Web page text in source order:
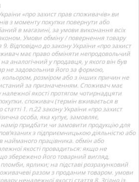
«про захист прав споживачів» ви
з моменту покупки повернути або
в магазині, за умови виконання всіх
Умови обміну / повернення товару
9. Відповідно до закону України «про захист
має право обміняти непродовольчий
аналогічний у продавця, у якого він був
не задовольнив його за формою,
розміром або з інших причин не
за призначенням. Споживач має
якості протягом чотирнадцяти
споживач (термін вживається в
статті 1. п.22 закону України «про захист
особа, яка купує, замовляє,
придбати чи замовити продукцію для
з підприємницькою діяльністю або
найманого працівника. обмін або
якості провадиться: якщо не
збережено його товарний вигляд,
ярлики; на підставі розрахунковий
разом з проданим товаром. умови
неналежної якості стаття 8. Згідно із